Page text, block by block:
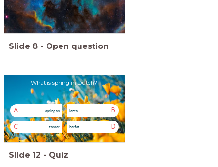
Slide 8 - Open question
What is spring in Dutch?
A springen B
lente
C zomer D
herfst
Slide 12 - Quiz